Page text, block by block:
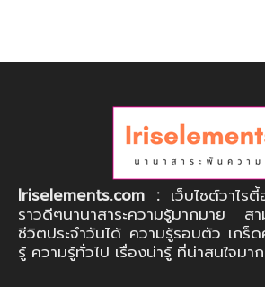
Iriselements.com : เว็บไซต์วาไร
ราวดีๆนานาสาระความรู้มากมาย สา
ชีวิตประจำวันได้ ความรู้รอบตัว เกร็
รู้ ความรู้ทั่วไป เรื่องน่ารู้ ที่น่าสนใจมา